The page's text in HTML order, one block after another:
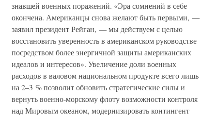
знавшей военных поражений. «Эра сомнений в себе
окончена. Американцы снова желают быть первыми, —
заявил президент Рейган, — мы действуем с целью
восстановить уверенность в американском руководстве
посредством более энергичной защиты американских
идеалов и интересов». Увеличение доли военных
расходов в валовом национальном продукте всего лишь
на 2–3 % позволит обновить стратегические силы и
вернуть военно-морскому флоту возможности контроля
над Мировым океаном, модернизировать контингент